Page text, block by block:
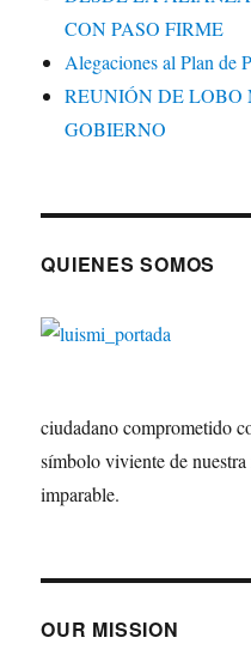
CON PASO FIRME
Alegaciones al Plan de
REUNIÓN DE
GOBIERNO
QUIENES SOMOS
ciudadano comprometido
símbolo viviente de
imparable.
OUR MISSION